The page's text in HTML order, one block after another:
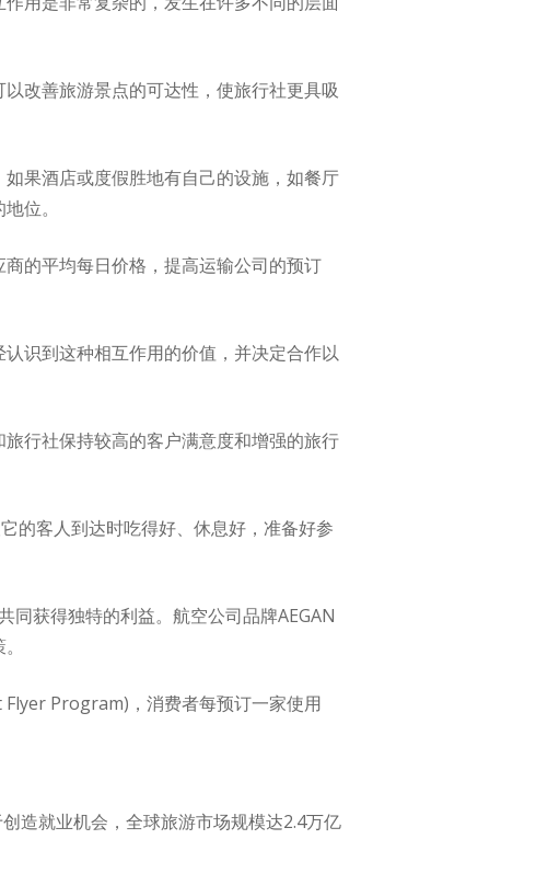
改善旅游景点的可达性，使旅行社更具吸
果酒店或度假胜地有自己的设施，如餐厅
位。
的平均每日价格，提高运输公司的预订
识到这种相互作用的价值，并决定合作以
行社保持较高的客户满意度和增强的旅行
的客人到达时吃得好、休息好，准备好参
获得独特的利益。航空公司品牌AEGAN
Program)，消费者每预订一家使用
造就业机会，全球旅游市场规模达2.4万亿